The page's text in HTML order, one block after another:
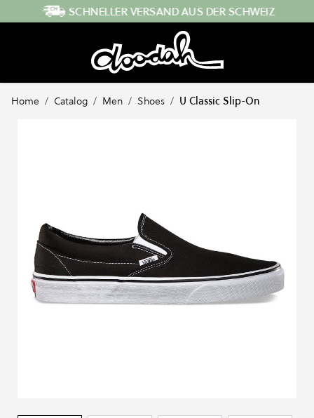
Direkt zum InhaltSCHNELLER VERSAND AUS DER SCHWEIZ
Home / Catalog / Men / Shoes / U Classic Slip-On